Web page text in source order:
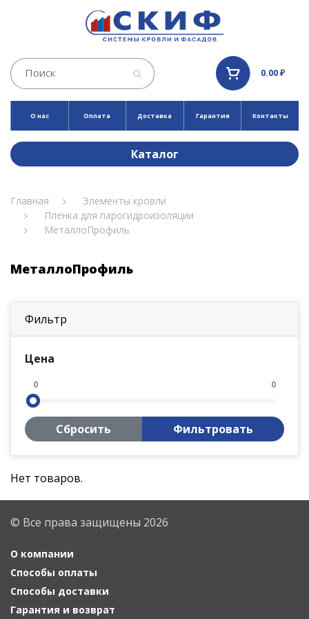
0.00 ₽
О нас Оплата Доставка Гарантия Контакты
Каталог
Главная
Элементы кровли
Пленка для парогидроизоляции
МеталлоПрофиль
МеталлоПрофиль
Фильтр
Цена
0 0
Сбросить Фильтровать
Нет товаров.
© Все права защищены 2026
О компании
Способы оплаты
Способы доставки
Гарантия и возврат